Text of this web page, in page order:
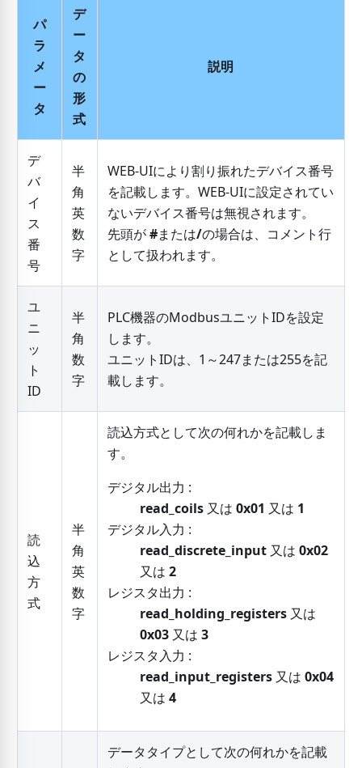
パ
ラ
メ
ー
タ
デ
ー
タ
の
形
式
説明
デ
バ
イ
ス
番
号
半
角
英
数
字
WEB-UIにより割り振れたデバイス番号
を記載します。WEB-UIに設定されてい
ないデバイス番号は無視されます。
先頭が#または/の場合は、コメント行
として扱われます。
ユ
ニ
ッ
ト
ID
半
角
数
字
PLC機器のModbusユニットIDを設定
します。
ユニットIDは、1～247または255を記
載します。
読
込
方
式
半
角
英
数
字
読込方式として次の何れかを記載しま
す。
デジタル出力 :
read_coils又は 0x01 又は 1
デジタル入力 :
read_discrete_input又は 0x02
又は 2
レジスタ出力 :
read_holding_registers又は
0x03又は 3
レジスタ入力 :
read_input_registers又は 0x04
又は 4
データタイプとして次の何れかを記載